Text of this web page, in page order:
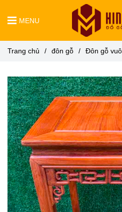
MENU
Trang chủ / đôn gỗ / Đôn gỗ